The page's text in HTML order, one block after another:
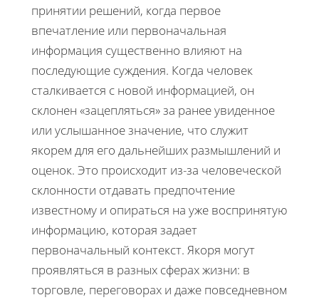
принятии решений, когда первое
впечатление или первоначальная
информация существенно влияют на
последующие суждения. Когда человек
сталкивается с новой информацией, он
склонен «зацепляться» за ранее увиденное
или услышанное значение, что служит
якорем для его дальнейших размышлений и
оценок. Это происходит из-за человеческой
склонности отдавать предпочтение
известному и опираться на уже воспринятую
информацию, которая задает
первоначальный контекст. Якоря могут
проявляться в разных сферах жизни: в
торговле, переговорах и даже повседневном